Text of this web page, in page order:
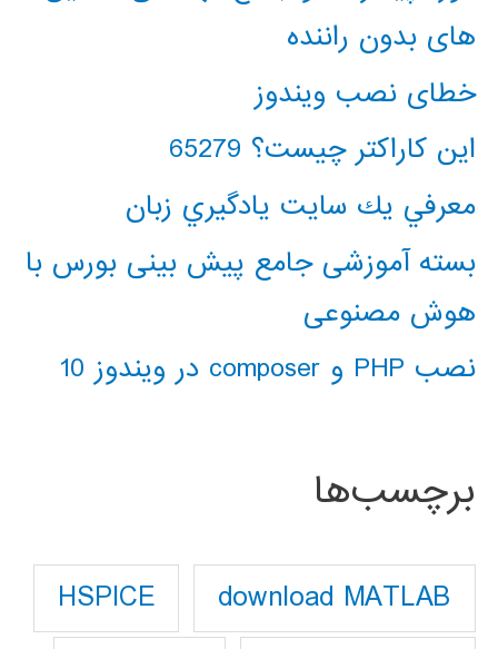
های بدون راننده
خطای نصب ویندوز
این کاراکتر چیست؟ 65279
معرفي يك سايت يادگيري زبان
بسته آموزشی جامع پیش بینی بورس با
هوش مصنوعی
نصب PHP و composer در ویندوز 10
برچسب‌ها
download MATLAB
HSPICE